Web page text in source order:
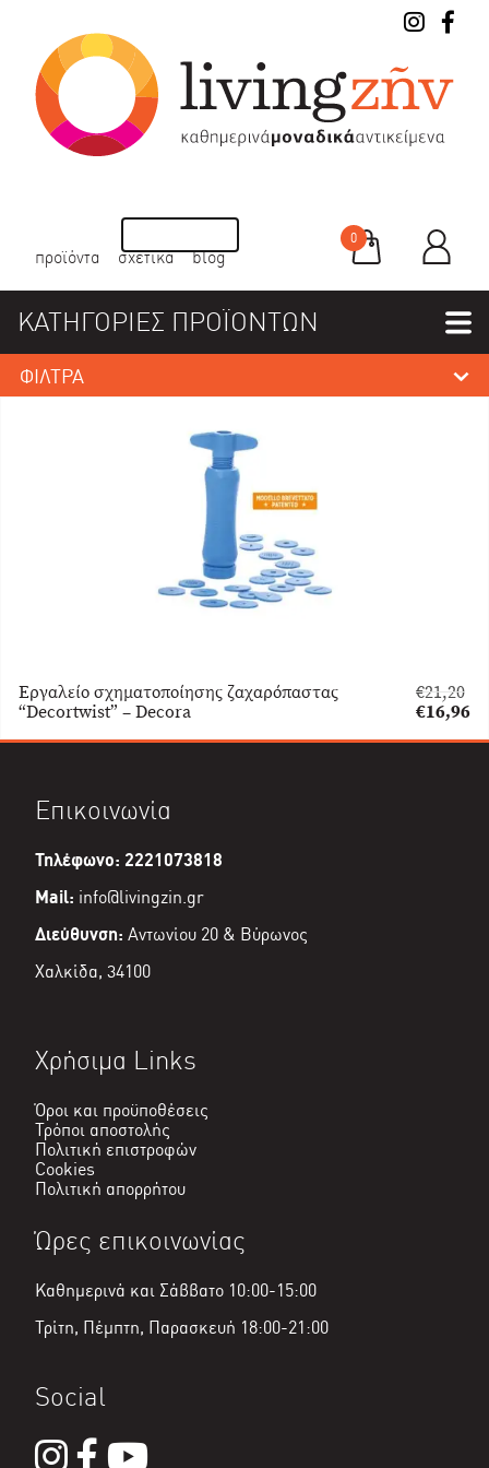
προϊόντα σχετικά blog
0
ΚΑΤΗΓΟΡΙΕΣ ΠΡΟΪΟΝΤΩΝ
ΦΙΛΤΡΑ
Εργαλείο σχηματοποίησης ζαχαρόπαστας
“Decortwist” – Decora
€21,20
Original
was:
€16,96
τρέχουσα
Επικοινωνία
Τηλέφωνο: 2221073818
Mail: info@livingzin.gr
Διεύθυνση: Αντωνίου 20 & Βύρωνος
Χαλκίδα, 34100
Χρήσιμα Links
Όροι και προϋποθέσεις
Τρόποι αποστολής
Πολιτική επιστροφών
Cookies
Πολιτική απορρήτου
Ώρες επικοινωνίας
Καθημερινά και Σάββατο 10:00-15:00
Τρίτη, Πέμπτη, Παρασκευή 18:00-21:00
Social